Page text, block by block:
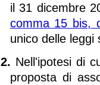
il 31 dicembre
comma 15 bis,
unico delle leggi
2. Nell'ipotesi di
proposta di